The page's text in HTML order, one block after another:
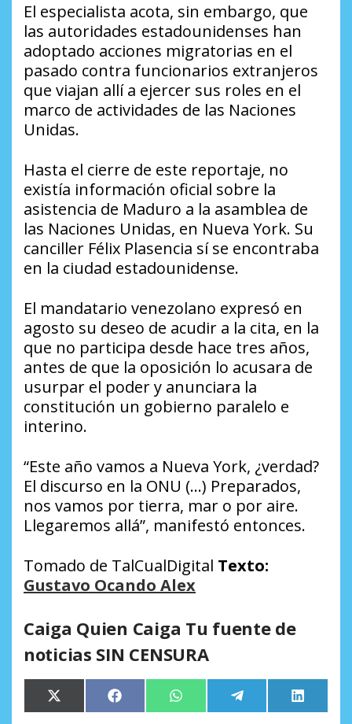
El especialista acota, sin embargo, que
las autoridades estadounidenses han
adoptado acciones migratorias en el
pasado contra funcionarios extranjeros
que viajan allí a ejercer sus roles en el
marco de actividades de las Naciones
Unidas.
Hasta el cierre de este reportaje, no
existía información oficial sobre la
asistencia de Maduro a la asamblea de
las Naciones Unidas, en Nueva York. Su
canciller Félix Plasencia sí se encontraba
en la ciudad estadounidense.
El mandatario venezolano expresó en
agosto su deseo de acudir a la cita, en la
que no participa desde hace tres años,
antes de que la oposición lo acusara de
usurpar el poder y anunciara la
constitución un gobierno paralelo e
interino.
“Este año vamos a Nueva York, ¿verdad?
El discurso en la ONU (…) Preparados,
nos vamos por tierra, mar o por aire.
Llegaremos allá”, manifestó entonces.
Tomado de TalCualDigital Texto:
Gustavo Ocando Alex
Caiga Quien Caiga Tu fuente de
noticias SIN CENSURA
Compartir
en
X
(Twitter)
Compartir
en
Facebook Compartir
en
WhatsApp Compartir
en
Telegram
en
LinkedIn